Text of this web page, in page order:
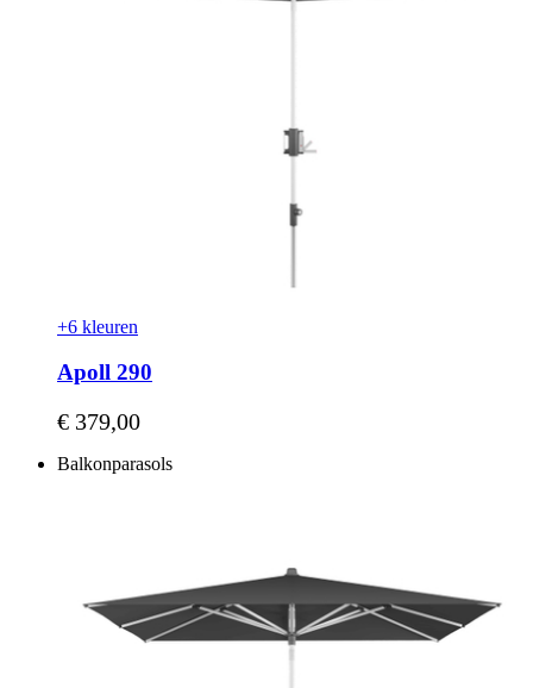
+6 kleuren
Apoll 290
Vanaf
€ 379,00
Balkonparasols